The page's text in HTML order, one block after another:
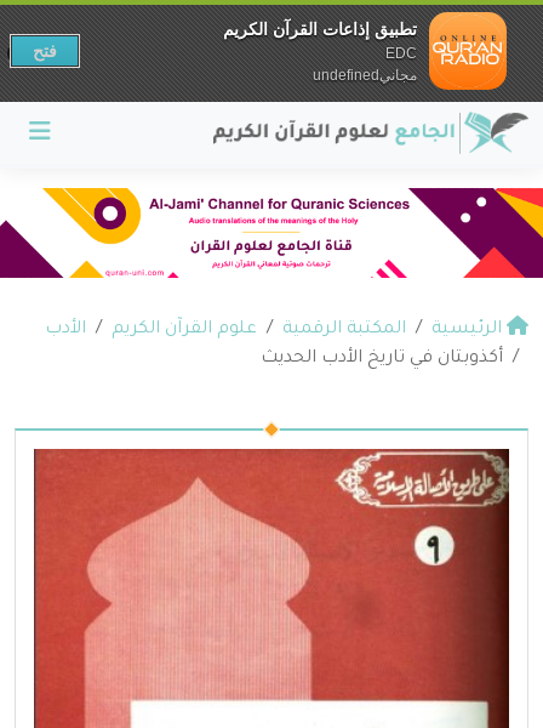
الرئيسية المكتبة الرقمية علوم القرآن الكريم
الأدب
أكذوبتان في تاريخ الأدب الحديث
تطبيق إذاعات القرآن الكريم
EDC
مجانيundefined
فتح